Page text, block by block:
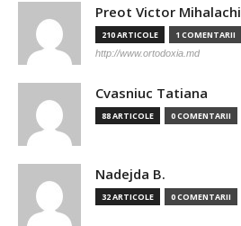
Preot Victor Mihalachi
210 ARTICOLE 1 COMENTARII
http://www.ortodoxia.md
Cvasniuc Tatiana
88 ARTICOLE 0 COMENTARII
Nadejda B.
32 ARTICOLE 0 COMENTARII